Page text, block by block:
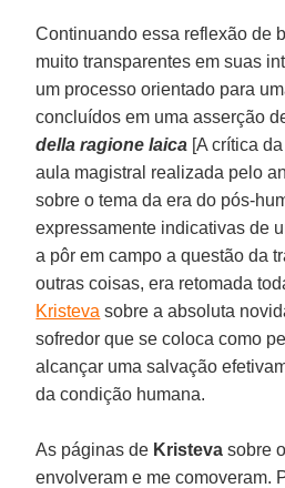
Continuando essa reflexão de
muito transparentes em suas
um processo orientado para
concluídos em uma asserção
della ragione laica [A crítica
aula magistral realizada pelo
sobre o tema da era do pós-
expressamente indicativas de
a pôr em campo a questão da
outras coisas, era retomada
Kristeva sobre a absoluta
sofredor que se coloca como
alcançar uma salvação
da condição humana.
As páginas de Kristevasobre
envolveram e me comoveram.